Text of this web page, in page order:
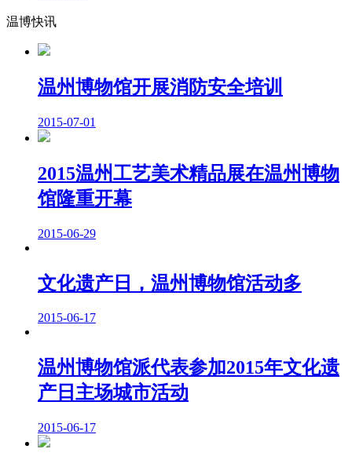
温博快讯
温州博物馆开展消防安全培训
2015-07-01
2015温州工艺美术精品展在温州博物
馆隆重开幕
2015-06-29
文化遗产日，温州博物馆活动多
2015-06-17
温州博物馆派代表参加2015年文化遗
产日主场城市活动
2015-06-17